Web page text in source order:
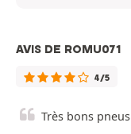
AVIS DE ROMU071
4/5
Très bons